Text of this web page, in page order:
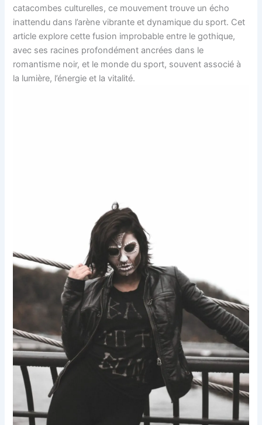
catacombes culturelles, ce mouvement trouve un écho
inattendu dans l’arène vibrante et dynamique du sport. Cet
article explore cette fusion improbable entre le gothique,
avec ses racines profondément ancrées dans le
romantisme noir, et le monde du sport, souvent associé à
la lumière, l’énergie et la vitalité.